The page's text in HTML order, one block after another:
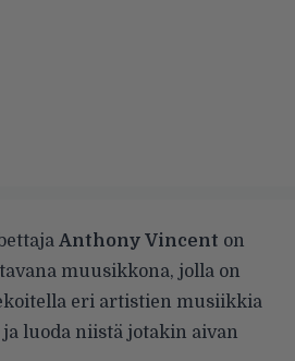
Anthony Vincent on
muusikkona, jolla on
eri artistien musiikkia
luoda niistä jotakin aivan